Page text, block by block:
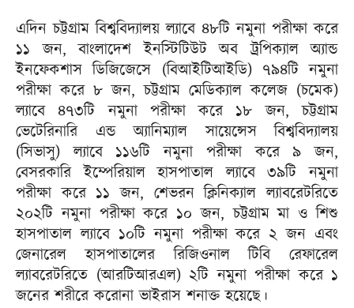
এদিন চট্টগ্রাম বিশ্ববিদ্যালয় ল্যাবে ৪৮টি নমুনা পরীক্ষা করে
১১ জন, বাংলাদেশ ইনস্টিটিউট অব ট্রপিক্যাল অ্যান্ড
ইনফেকশাস ডিজিজেসে (বিআইটিআইডি) ৭৯৪টি নমুনা
পরীক্ষা করে ৮ জন, চট্টগ্রাম মেডিক্যাল কলেজ (চমেক)
ল্যাবে ৪৭৩টি নমুনা পরীক্ষা করে ১৮ জন, চট্টগ্রাম
ভেটেরিনারি এন্ড অ্যানিম্যাল সায়েন্সেস বিশ্ববিদ্যালয়
(সিভাসু) ল্যাবে ১১৬টি নমুনা পরীক্ষা করে ৯ জন,
বেসরকারি ইম্পেরিয়াল হাসপাতাল ল্যাবে ৩৯টি নমুনা
পরীক্ষা করে ১১ জন, শেভরন ক্লিনিক্যাল ল্যাবরেটরিতে
২০২টি নমুনা পরীক্ষা করে ১০ জন, চট্টগ্রাম মা ও শিশু
হাসপাতাল ল্যাবে ১০টি নমুনা পরীক্ষা করে ২ জন এবং
জেনারেল হাসপাতালের রিজিওনাল টিবি রেফারেল
ল্যাবরেটরিতে (আরটিআরএল) ২টি নমুনা পরীক্ষা করে ১
জনের শরীরে করোনা ভাইরাস শনাক্ত হয়েছে।